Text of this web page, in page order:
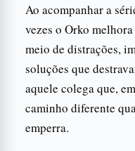
Ao acompanhar a
vezes o Orko
meio de distrações,
soluções que
aquele colega que,
caminho diferente
emperra.